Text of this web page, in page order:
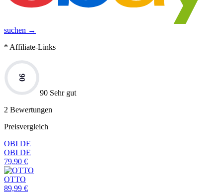
suchen →
* Affiliate-Links
90
90 Sehr gut
2 Bewertungen
Preisvergleich
OBI DE
OBI DE
79,90 €
OTTO
89,99 €